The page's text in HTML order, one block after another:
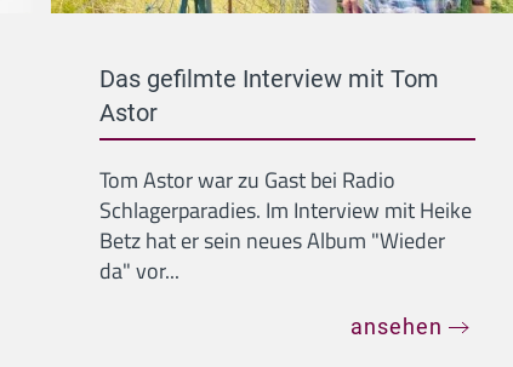
Das gefilmte Interview mit Tom
Astor
Tom Astor war zu Gast bei Radio
Schlagerparadies. Im Interview mit Heike
Betz hat er sein neues Album "Wieder
da" vor...
ansehen